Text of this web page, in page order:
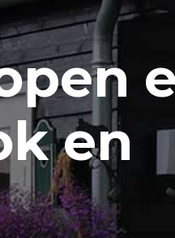
en